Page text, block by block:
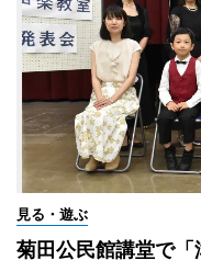
見る・遊ぶ
菊田公民館講堂で